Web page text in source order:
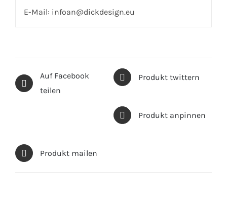
E-Mail: infoan@dickdesign.eu
Auf Facebook
teilen
Produkt twittern
Produkt anpinnen
Produkt mailen